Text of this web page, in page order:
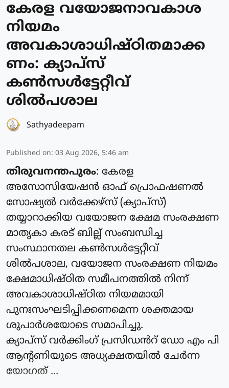
കേരള വയോജനാവകാശ
നിയമം
അവകാശാധിഷ്ഠിതമാക്ക
ണം: ക്യാപ്സ്
കൺസൾട്ടേറ്റീവ്
ശിൽപശാല
Sathyadeepam
Published on: 03 Aug 2026, 5:46 am
തിരുവനന്തപുരം: കേരള
അസോസിയേഷൻ ഓഫ് പ്രൊഫഷണൽ
സോഷ്യൽ വർക്കേഴ്സ് (ക്യാപ്‌സ്)
തയ്യാറാക്കിയ വയോജന ക്ഷേമ സംരക്ഷണ
മാതൃകാ കരട് ബില്ല് സംബന്ധിച്ച
സംസ്ഥാനതല കൺസൾട്ടേറ്റീവ്
ശിൽപശാല, വയോജന സംരക്ഷണ നിയമം
ക്ഷേമാധിഷ്ഠിത സമീപനത്തിൽ നിന്ന്
അവകാശാധിഷ്ഠിത നിയമമായി
പുനഃസംഘടിപ്പിക്കണമെന്ന ശക്തമായ
ശുപാർശയോടെ സമാപിച്ചു.
ക്യാപ്‌സ് വർക്കിംഗ്‌ പ്രസിഡൻറ് ഡോ എം പി
ആന്റണിയുടെ അധ്യക്ഷതയിൽ ചേർന്ന
യോഗത് ...